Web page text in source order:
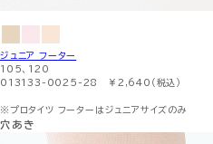
ジュニア フーター
105、120
013133-0025-28 ￥2,640（税込）
※プロタイツ フーターはジュニアサイズのみ
穴あき